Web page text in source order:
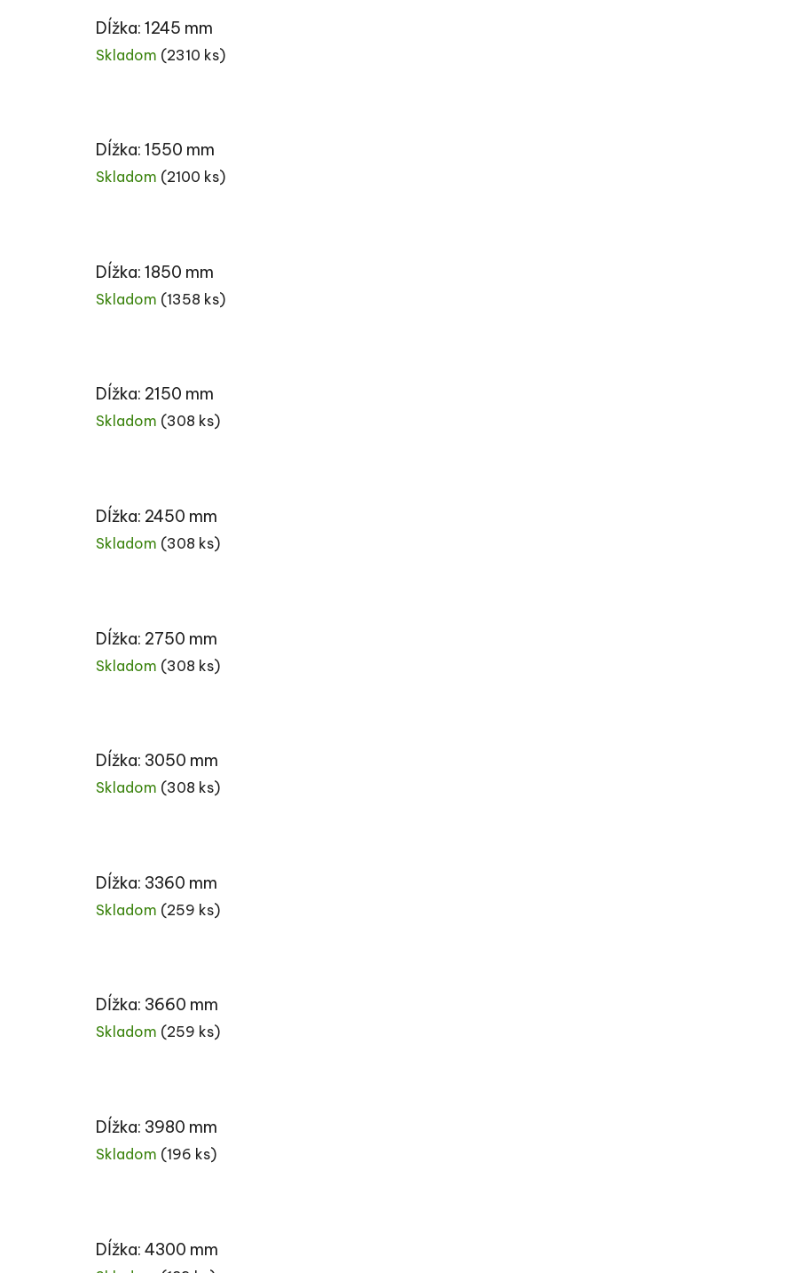
Dĺžka: 1245 mm
Skladom (2310 ks)
Dĺžka: 1550 mm
Skladom (2100 ks)
Dĺžka: 1850 mm
Skladom (1358 ks)
Dĺžka: 2150 mm
Skladom (308 ks)
Dĺžka: 2450 mm
Skladom (308 ks)
Dĺžka: 2750 mm
Skladom (308 ks)
Dĺžka: 3050 mm
Skladom (308 ks)
Dĺžka: 3360 mm
Skladom (259 ks)
Dĺžka: 3660 mm
Skladom (259 ks)
Dĺžka: 3980 mm
Skladom (196 ks)
Dĺžka: 4300 mm